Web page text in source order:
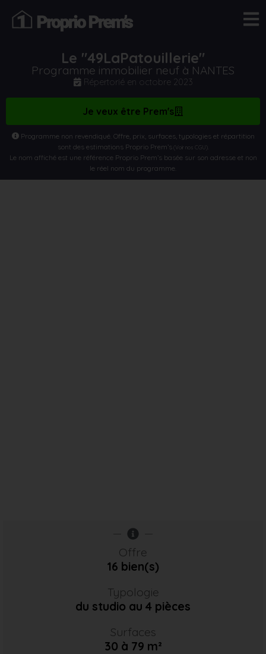
Le "49LaPatouillerie"
Programme immobilier neuf à NANTES
Répertorié en octobre 2023
Je veux être Prem's
Programme non revendiqué. Offre, prix, surfaces, typologies et répartition
sont des estimations Proprio Prem’s(Voir nos CGU)
Le nom affiché est une référence Proprio Prem’s basée sur son adresse et non
le réel nom du programme.
Offre
16 bien(s)
Typologie
du studio au 4 pièces
Surfaces
30 à 79 m²